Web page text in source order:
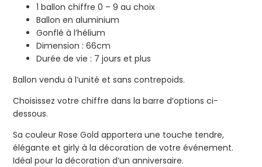
1 ballon chiffre 0 – 9 au choix
Ballon en aluminium
Gonflé à l’hélium
Dimension : 66cm
Durée de vie : 7 jours et plus
Ballon vendu à l’unité et sans contrepoids.
Choisissez votre chiffre dans la barre d’options ci-
dessous.
Sa couleur Rose Gold apportera une touche tendre,
élégante et girly à la décoration de votre événement.
Idéal pour la décoration d’un anniversaire.